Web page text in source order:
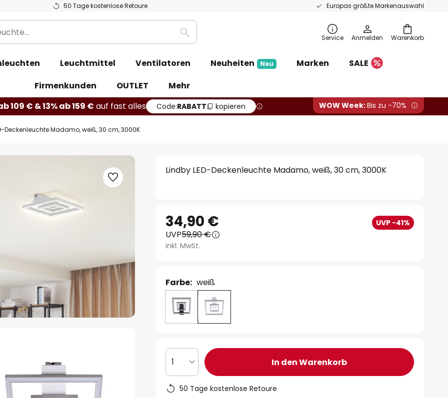
50 Tage kostenlose Retoure Europas größte Markenauswahl
Warenkorb
Suche Service Anmelden
Leuchtmittel Ventilatoren Neuheiten Neu Marken
SALE
Firmenkunden
OUTLET
Mehr
109 € & 13% ab 159 € auf fast alles Code:RABATT kopieren WOW Week:Bis zu -70%
Deckenleuchte Madamo, weiß, 30 cm, 3000K
Lindby LED-Deckenleuchte Madamo, weiß, 30 cm, 3000K
34,90 € UVP -41%
UVP59,90 €
inkl. MwSt.
Farbe: weiß
1 In den Warenkorb
50 Tage kostenlose Retoure